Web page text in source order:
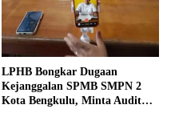
LPHB Bongkar Dugaan
Kejanggalan SPMB SMPN 2
Kota Bengkulu, Minta Audit